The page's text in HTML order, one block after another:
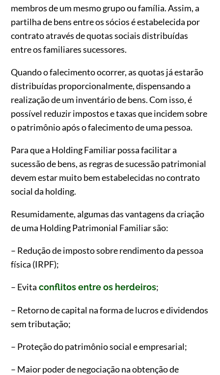
membros de um mesmo grupo ou família. Assim, a
partilha de bens entre os sócios é estabelecida por
contrato através de quotas sociais distribuídas
entre os familiares sucessores.
Quando o falecimento ocorrer, as quotas já estarão
distribuídas proporcionalmente, dispensando a
realização de um inventário de bens. Com isso, é
possível reduzir impostos e taxas que incidem sobre
o patrimônio após o falecimento de uma pessoa.
Para que a Holding Familiar possa facilitar a
sucessão de bens, as regras de sucessão patrimonial
devem estar muito bem estabelecidas no contrato
social da holding.
Resumidamente, algumas das vantagens da criação
de uma Holding Patrimonial Familiar são:
– Redução de imposto sobre rendimento da pessoa
física (IRPF);
– Evita conflitos entre os herdeiros;
– Retorno de capital na forma de lucros e dividendos
sem tributação;
– Proteção do patrimônio social e empresarial;
– Maior poder de negociação na obtenção de